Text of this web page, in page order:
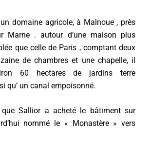
domaine agricole, à Malnoue , près
Marne . autour d’une maison plus
que celle de Paris , comptant deux
de chambres et une chapelle, il
60 hectares de jardins terre
qu’ un canal empoisonné.
que Sallior a acheté le bâtiment sur
nommé le « Monastère » vers